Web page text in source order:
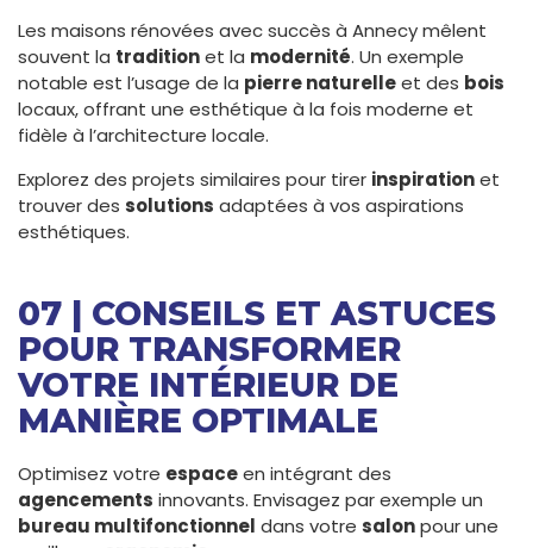
Les maisons rénovées avec succès à Annecy mêlent
souvent la traditionet la modernité. Un exemple
notable est l’usage de la pierre naturelleet des bois
locaux, offrant une esthétique à la fois moderne et
fidèle à l’architecture locale.
Explorez des projets similaires pour tirer inspirationet
trouver des solutions adaptées à vos aspirations
esthétiques.
07 | CONSEILS ET ASTUCES
POUR TRANSFORMER
VOTRE INTÉRIEUR DE
MANIÈRE OPTIMALE
Optimisez votre espaceen intégrant des
agencements innovants. Envisagez par exemple un
bureau multifonctionnel dans votre salonpour une